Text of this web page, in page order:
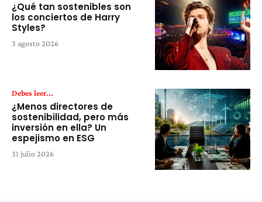
¿Qué tan sostenibles son
los conciertos de Harry
Styles?
3 agosto 2026
Debes leer...
¿Menos directores de
sostenibilidad, pero más
inversión en ella? Un
espejismo en ESG
31 julio 2026